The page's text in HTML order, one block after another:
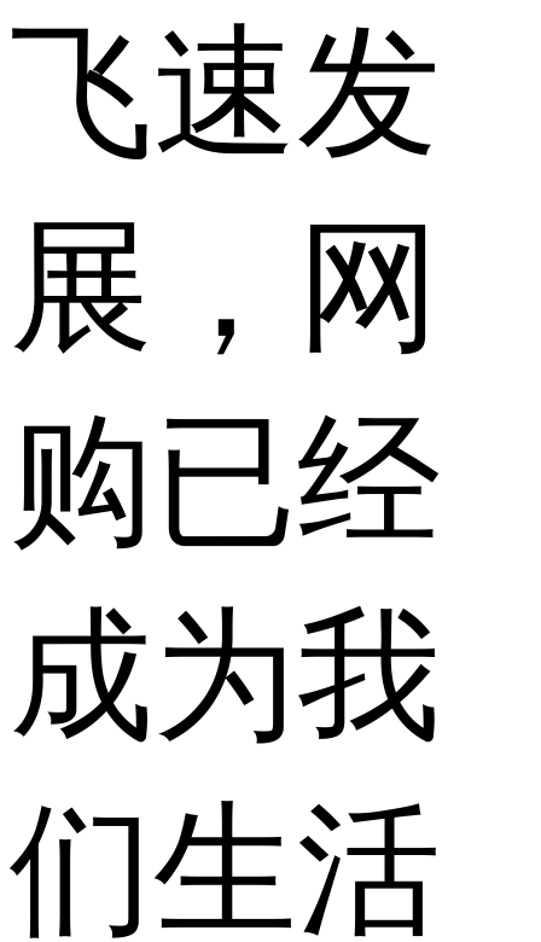
飞速发
展，网
购已经
成为我
们生活